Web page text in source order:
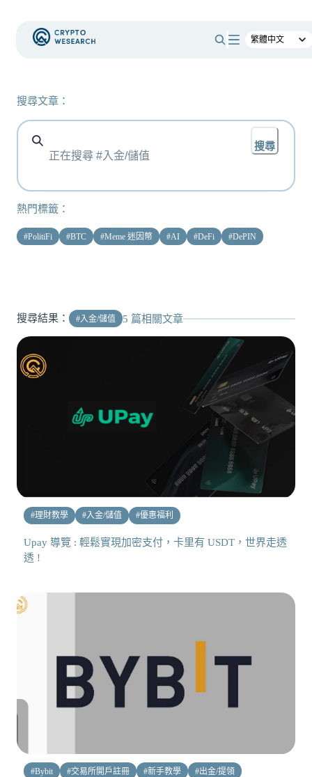
搜尋文章：
搜尋
熱門標籤：
#PolitiFi #BTC #Meme 迷因幣 #AI #DeFi #DePIN
搜尋結果： #入金/儲值 5 篇相關文章
#理財教學 #入金/儲值 #優惠福利
Upay 導覽 : 輕鬆實現加密支付，卡里有 USDT，世界走透
透 !
#Bybit #交易所開戶註冊 #新手教學 #出金/提領